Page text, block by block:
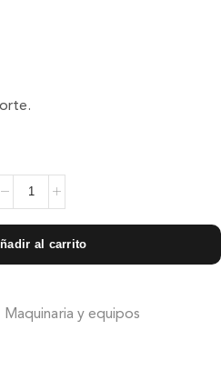
al carrito
Maquinaria y equipos